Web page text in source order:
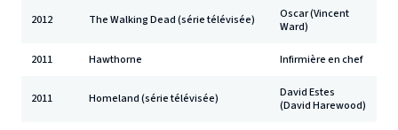
2012 The Walking Dead (série télévisée)
Oscar (Vincent
Ward)
2011 Hawthorne Infirmière en chef
2011 Homeland (série télévisée)
David Estes
(David Harewood)